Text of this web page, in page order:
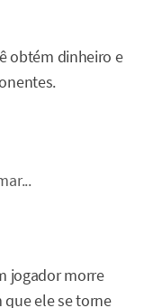
obtém dinheiro e
jogador morre
ele se torne